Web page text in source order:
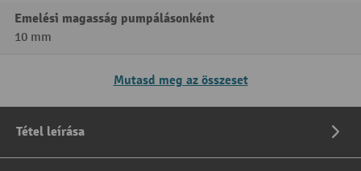
Emelési magasság pumpálásonként
10 mm
Mutasd meg az összeset
Tétel leírása